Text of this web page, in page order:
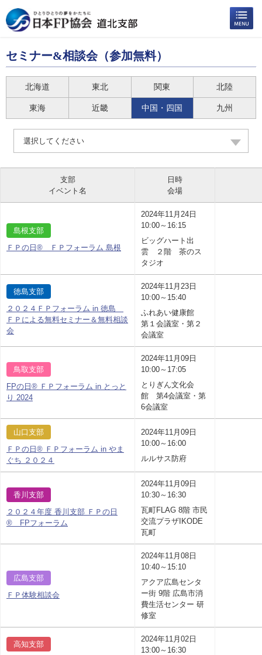
セミナー&相談会（参加無料）
北海道 東北 関東 北陸
東海 近畿 中国・四国 九州
選択してください
支部
イベント名
日時
会場
島根支部
ＦＰの日® ＦＰフォーラム 島根
2024年11月24日
10:00～16:15
ビッグハート出
雲 ２階 茶のス
タジオ
徳島支部
２０２４ＦＰフォーラム in 徳島
ＦＰによる無料セミナー＆無料相談
会
2024年11月23日
10:00～15:40
ふれあい健康館
第１会議室・第２
会議室
鳥取支部
FPの日® ＦＰフォーラム in とっと
り 2024
2024年11月09日
10:00～17:05
とりぎん文化会
館 第4会議室・第
6会議室
山口支部
ＦＰの日® ＦＰフォーラム in やま
ぐち ２０２４
2024年11月09日
10:00～16:00
ルルサス防府
香川支部
２０２４年度 香川支部 ＦＰの日
® FPフォーラム
2024年11月09日
10:30～16:30
瓦町FLAG 8階 市民
交流プラザIKODE
瓦町
広島支部
ＦＰ体験相談会
2024年11月08日
10:40～15:10
アクア広島センタ
ー街 9階 広島市消
費生活センター 研
修室
高知支部
2024年11月02日
13:00～16:30